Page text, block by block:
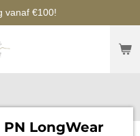
vanaf €100!
PN LongWear